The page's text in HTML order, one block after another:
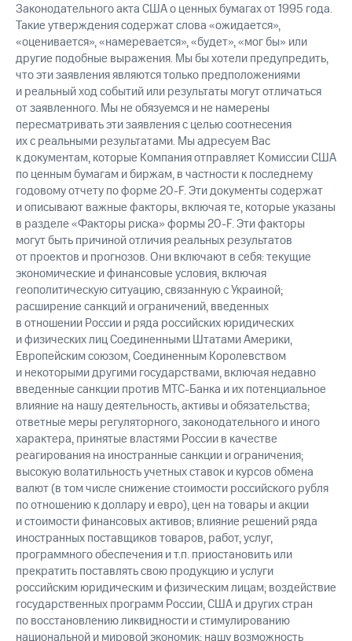
Законодательного акта США о ценных бумагах от 1995 года.
Такие утверждения содержат слова «ожидается»,
«оценивается», «намеревается», «будет», «мог бы» или
другие подобные выражения. Мы бы хотели предупредить,
что эти заявления являются только предположениями
и реальный ход событий или результаты могут отличаться
от заявленного. Мы не обязуемся и не намерены
пересматривать эти заявления с целью соотнесения
их с реальными результатами. Мы адресуем Вас
к документам, которые Компания отправляет Комиссии США
по ценным бумагам и биржам, в частности к последнему
годовому отчету по форме 20-F. Эти документы содержат
и описывают важные факторы, включая те, которые указаны
в разделе «Факторы риска» формы 20-F. Эти факторы
могут быть причиной отличия реальных результатов
от проектов и прогнозов. Они включают в себя: текущие
экономические и финансовые условия, включая
геополитическую ситуацию, связанную с Украиной;
расширение санкций и ограничений, введенных
в отношении России и ряда российских юридических
и физических лиц Соединенными Штатами Америки,
Европейским союзом, Соединенным Королевством
и некоторыми другими государствами, включая недавно
введенные санкции против МТС-Банка и их потенциальное
влияние на нашу деятельность, активы и обязательства;
ответные меры регуляторного, законодательного и иного
характера, принятые властями России в качестве
реагирования на иностранные санкции и ограничения;
высокую волатильность учетных ставок и курсов обмена
валют (в том числе снижение стоимости российского рубля
по отношению к доллару и евро), цен на товары и акции
и стоимости финансовых активов; влияние решений ряда
иностранных поставщиков товаров, работ, услуг,
программного обеспечения и т.п. приостановить или
прекратить поставлять свою продукцию и услуги
российским юридическим и физическим лицам; воздействие
государственных программ России, США и других стран
по восстановлению ликвидности и стимулированию